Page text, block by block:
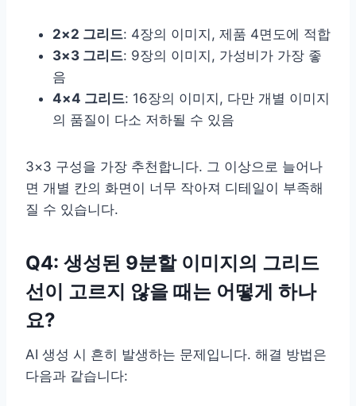
2×2 그리드: 4장의 이미지, 제품 4면도에 적합
3×3 그리드: 9장의 이미지, 가성비가 가장 좋
음
4×4 그리드: 16장의 이미지, 다만 개별 이미지
의 품질이 다소 저하될 수 있음
3×3 구성을 가장 추천합니다. 그 이상으로 늘어나
면 개별 칸의 화면이 너무 작아져 디테일이 부족해
질 수 있습니다.
Q4: 생성된 9분할 이미지의 그리드
선이 고르지 않을 때는 어떻게 하나
요?
AI 생성 시 흔히 발생하는 문제입니다. 해결 방법은
다음과 같습니다: